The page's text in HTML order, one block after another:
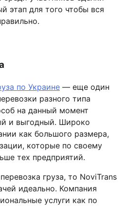
этап для того чтобы вся
по Украине — еще один
разного типа
на данный момент
и выгодный. Широко
как большого размера,
которые по своему
тех предприятий.
груза, то NoviTrans
идеально. Компания
услуги как по